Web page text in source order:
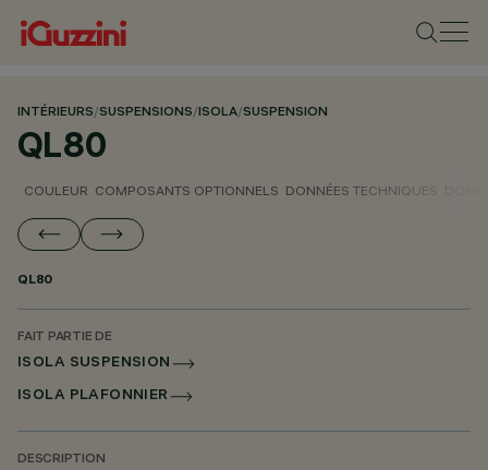
INTÉRIEURS/SUSPENSIONS/ISOLA/SUSPENSION
QL80
COULEUR COMPOSANTS OPTIONNELS DONNÉES TECHNIQUES
QL80
FAIT PARTIE DE
ISOLA SUSPENSION
ISOLA PLAFONNIER
DESCRIPTION